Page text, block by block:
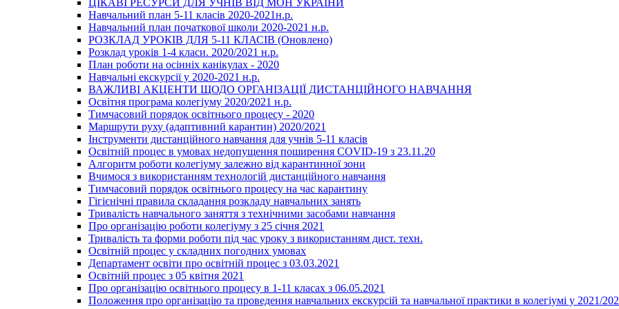
ЦІКАВІ РЕСУРСИ ДЛЯ УЧНІВ ВІД МОН УКРАЇНИ
Навчальний план 5-11 класів 2020-2021н.р.
Навчальний план початкової школи 2020-2021 н.р.
РОЗКЛАД УРОКІВ ДЛЯ 5-11 КЛАСІВ (Оновлено)
Розклад уроків 1-4 класи. 2020/2021 н.р.
План роботи на осінніх канікулах - 2020
Навчальні екскурсії у 2020-2021 н.р.
ВАЖЛИВІ АКЦЕНТИ ЩОДО ОРГАНІЗАЦІЇ ДИСТАНЦІЙНОГО НАВЧАННЯ
Освітня програма колегіуму 2020/2021 н.р.
Тимчасовий порядок освітнього процесу - 2020
Маршрути руху (адаптивний карантин) 2020/2021
Інструменти дистанційного навчання для учнів 5-11 класів
Освітній процес в умовах недопущення поширення COVID-19 з 23.11.20
Алгоритм роботи колегіуму залежно від карантинної зони
Вчимося з використанням технологій дистанційного навчання
Тимчасовий порядок освітнього процесу на час карантину
Гігієнічні правила складання розкладу навчальних занять
Тривалість навчального заняття з технічними засобами навчання
Про організацію роботи колегіуму з 25 січня 2021
Тривалість та форми роботи під час уроку з використанням дист. техн.
Освітній процес у складних погодних умовах
Департамент освіти про освітній процес з 03.03.2021
Освітній процес з 05 квітня 2021
Про організацію освітнього процесу в 1-11 класах з 06.05.2021
Положення про організацію та проведення навчальних екскурсій та навчальної практики в колегіумі у 2021/